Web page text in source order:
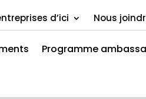
d’ici Nous
Programme